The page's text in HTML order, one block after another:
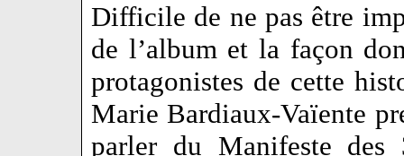
Difficile de ne pas être
de l’album et la façon
protagonistes de cette
Marie Bardiaux-Vaïente
parler du Manifeste des